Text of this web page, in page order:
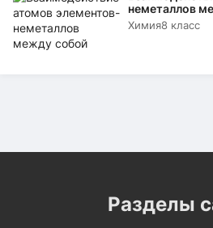
неметаллов
Химия8 класс
Разделы